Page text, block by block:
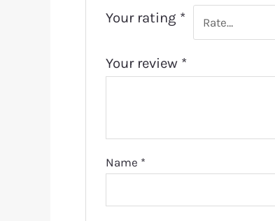
Your rating *
Your review *
Name *